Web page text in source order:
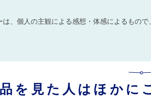
、個人の主観による感想・体感によるもので
を見た人はほかに